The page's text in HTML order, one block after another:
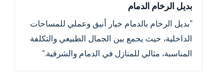
بديل الرخام الدمام
"بديل الرخام بالدمام خيار أنيق وعملي للمساحات
الداخلية، حيث يجمع بين الجمال الطبيعي والتكلفة
المناسبة، مثالي للمنازل في الدمام والشرقية."